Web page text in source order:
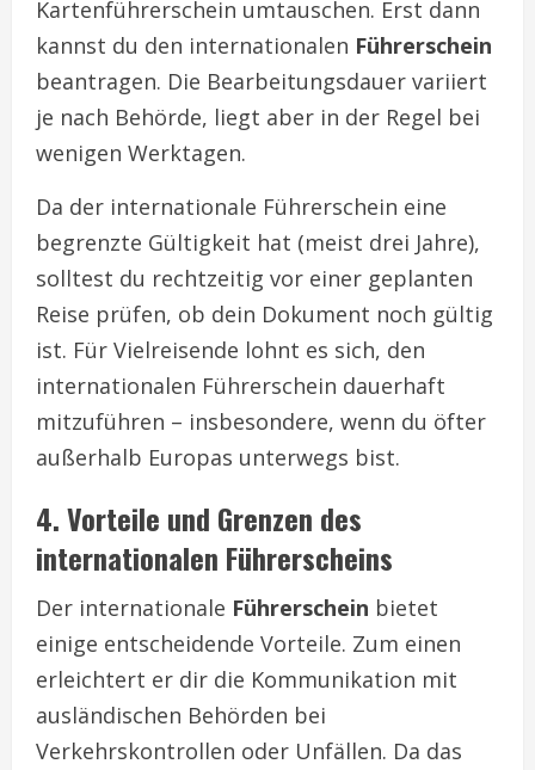
Kartenführerschein umtauschen. Erst dann
kannst du den internationalen Führerschein
beantragen. Die Bearbeitungsdauer variiert
je nach Behörde, liegt aber in der Regel bei
wenigen Werktagen.
Da der internationale Führerschein eine
begrenzte Gültigkeit hat (meist drei Jahre),
solltest du rechtzeitig vor einer geplanten
Reise prüfen, ob dein Dokument noch gültig
ist. Für Vielreisende lohnt es sich, den
internationalen Führerschein dauerhaft
mitzuführen – insbesondere, wenn du öfter
außerhalb Europas unterwegs bist.
4. Vorteile und Grenzen des
internationalen Führerscheins
Der internationale Führerschein bietet
einige entscheidende Vorteile. Zum einen
erleichtert er dir die Kommunikation mit
ausländischen Behörden bei
Verkehrskontrollen oder Unfällen. Da das